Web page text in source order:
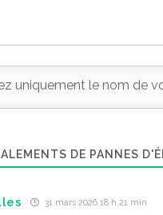
DE PANNES
31 mars 2026 18 h 21 min